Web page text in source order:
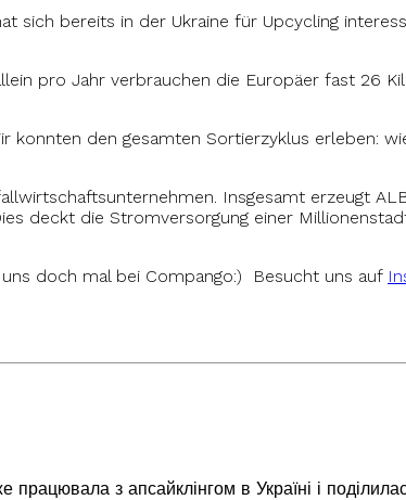
sich bereits in der Ukraine für Upcycling
pro Jahr verbrauchen die Europäer fast 26
konnten den gesamten Sortierzyklus erleben:
Insgesamt erzeugt
deckt die Stromversorgung einer
doch mal bei Compango:) Besucht uns auf
працювала з апсайклінгом в Україні і